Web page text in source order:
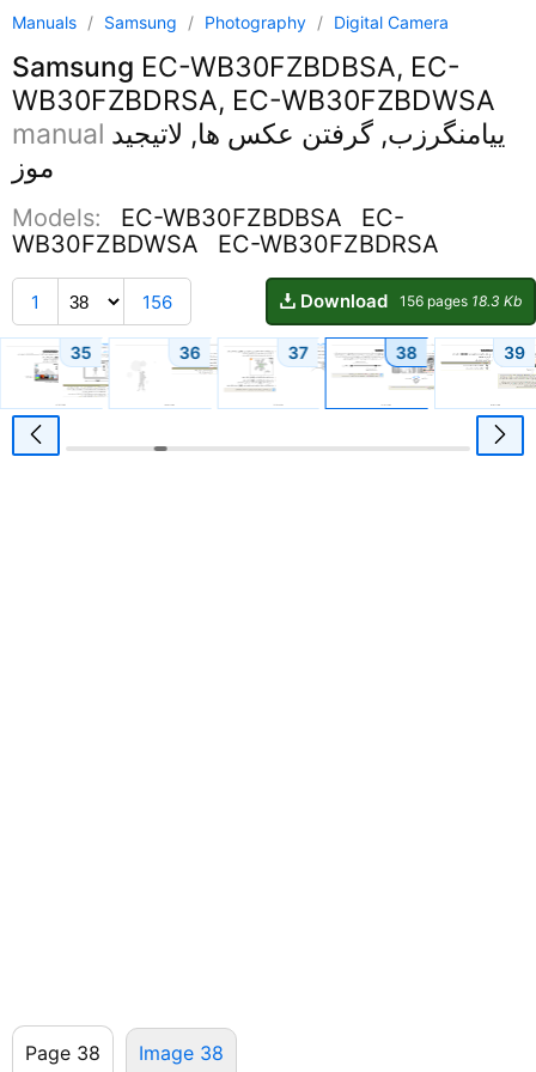
Manuals / Samsung / Photography / Digital Camera
Samsung EC-WB30FZBDBSA, EC-
WB30FZBDRSA, EC-WB30FZBDWSA
manual
موز
Models: EC-WB30FZBDBSA
EC-
WB30FZBDWSA
EC-WB30FZBDRSA
1 156 Download 156 pages 18.3 Kb
35 36 37 38 39
Page 38 Image 38